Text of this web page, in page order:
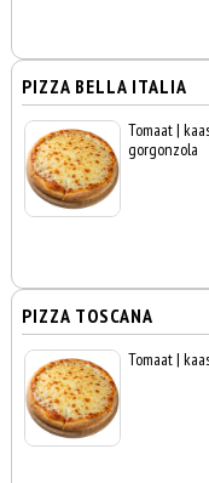
PIZZA BELLA ITALIA
Tomaat |
gorgonzola
PIZZA TOSCANA
Tomaat |